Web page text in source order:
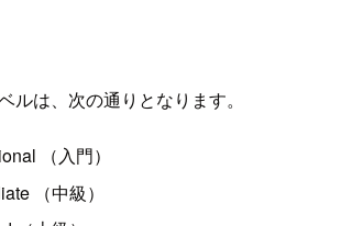
ルは、次の通りとなります。
（入門）
（中級）